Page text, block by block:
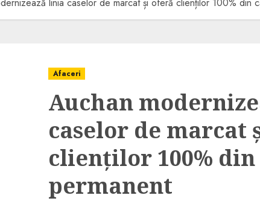
Afaceri
Auchan
caselor de marcat
clienților 100% din
permanent